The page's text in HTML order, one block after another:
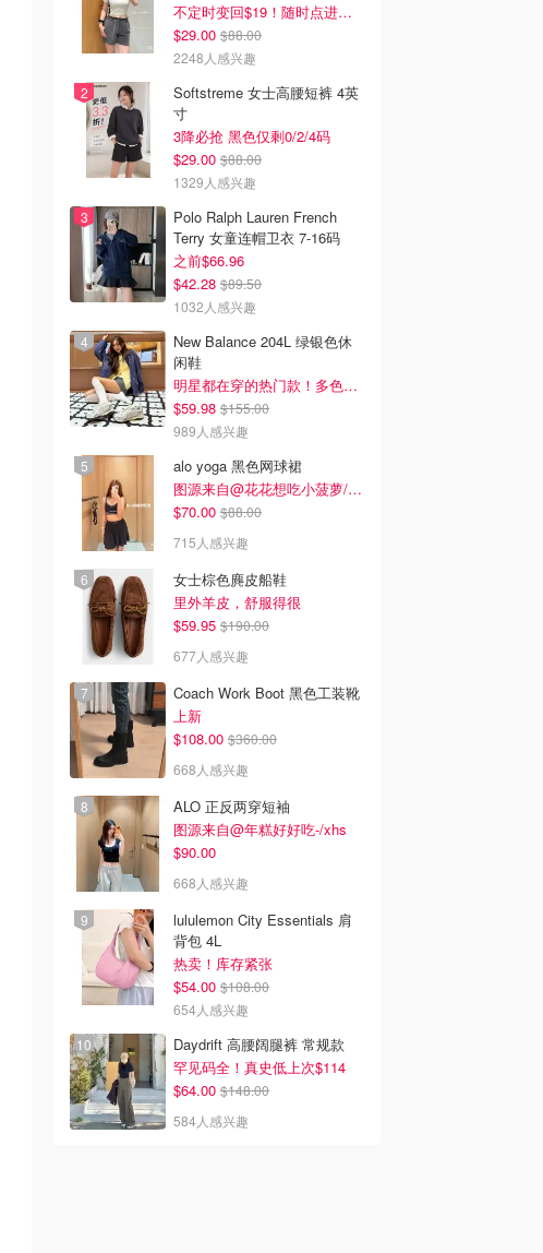
不定时变回$19！随时点进来看
$29.00 $88.00
2248人感兴趣
Softstreme 女士高腰短裤 4英
寸
3降必抢 黑色仅剩0/2/4码
$29.00 $88.00
1329人感兴趣
Polo Ralph Lauren French
Terry 女童连帽卫衣 7-16码
之前$66.96
$42.28 $89.50
1032人感兴趣
New Balance 204L 绿银色休
闲鞋
明星都在穿的热门款！多色可选 3.8折
$59.98 $155.00
989人感兴趣
alo yoga 黑色网球裙
图源来自@花花想吃小菠萝/xhs
$70.00 $88.00
715人感兴趣
女士棕色麂皮船鞋
里外羊皮，舒服得很
$59.95 $190.00
677人感兴趣
Coach Work Boot 黑色工装靴
上新
$108.00 $360.00
668人感兴趣
ALO 正反两穿短袖
图源来自@年糕好好吃-/xhs
$90.00
668人感兴趣
lululemon City Essentials 肩
背包 4L
热卖！库存紧张
$54.00 $108.00
654人感兴趣
Daydrift 高腰阔腿裤 常规款
罕见码全！真史低上次$114
$64.00 $148.00
584人感兴趣